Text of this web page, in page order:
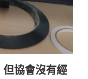
但協會沒有經